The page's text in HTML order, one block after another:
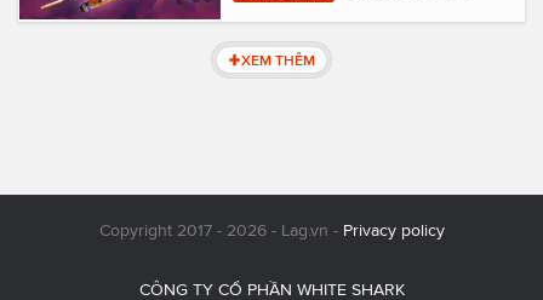
XEM THÊM
Copyright 2017 - 2026 - Lag.vn - Privacy policy
CÔNG TY CỔ PHẦN WHITE SHARK